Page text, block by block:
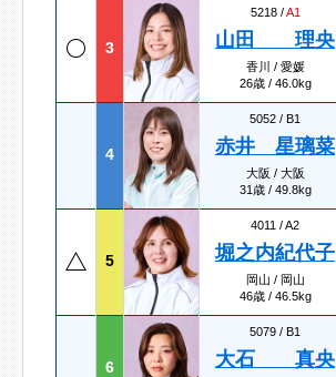
3
5218 /A1
山田 理央
香川 / 愛媛
26歳 / 46.0kg
4
5052 / B1
赤井 星璃菜
大阪 / 大阪
31歳 / 49.8kg
5
4011 /A2
堀之内紀代子
岡山 / 岡山
46歳 / 46.5kg
6
5079 / B1
大石 真央